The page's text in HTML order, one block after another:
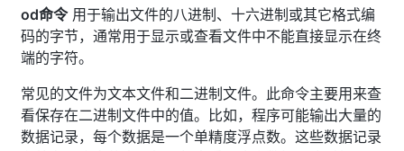
od命令用于输出文件的八进制、十六进制或其它格式编
码的字节，通常用于显示或查看文件中不能直接显示在终
端的字符。
常见的文件为文本文件和二进制文件。此命令主要用来查
看保存在二进制文件中的值。比如，程序可能输出大量的
数据记录，每个数据是一个单精度浮点数。这些数据记录